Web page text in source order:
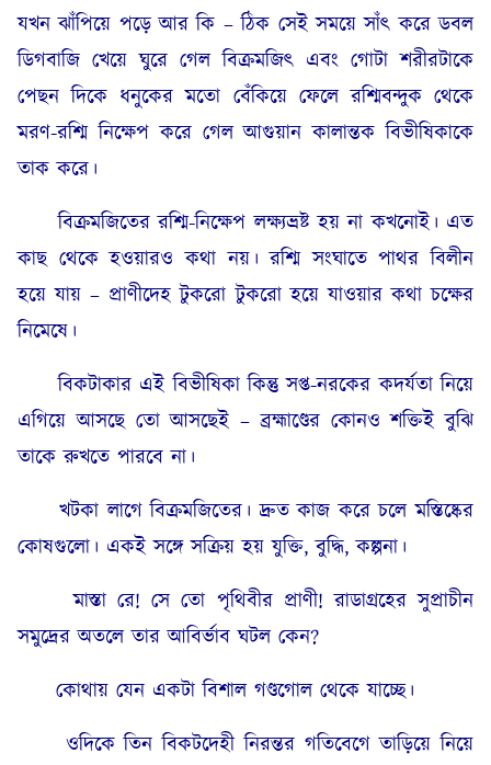
যখন ঝাঁপিয়ে পড়ে আর কি – ঠিক সেই সময়ে সাঁৎ করে ডবল
ডিগবাজি খেয়ে ঘুরে গেল বিক্ৰমজিৎ এবং গোটা শরীরটাকে
পেছন দিকে ধনুকের মতো বেঁকিয়ে ফেলে রশ্মিবন্দুক থেকে
মরণ-রশ্মি নিক্ষেপ করে গেল আগুয়ান কালান্তক বিভীষিকাকে
তাক করে।
বিক্রমজিতের রশ্মি-নিক্ষেপ লক্ষ্যভ্ৰষ্ট হয় না কখনোই। এত
কাছ থেকে হওয়ারও কথা নয়। রশ্মি সংঘাতে পাথর বিলীন
হয়ে যায় – প্ৰাণীদেহ টুকরো টুকরো হয়ে যাওয়ার কথা চক্ষের
নিমেষে।
বিকটাকার এই বিভীষিকা কিন্তু সপ্ত-নরকের কদর্যতা নিয়ে
এগিয়ে আসছে তো আসছেই – ব্ৰহ্মাণ্ডের কোনও শক্তিই বুঝি
তাকে রুখতে পারবে না।
খটকা লাগে বিক্রমজিতের। দ্রুত কাজ করে চলে মস্তিষ্কের
কোষগুলো। একই সঙ্গে সক্রিয় হয় যুক্তি, বুদ্ধি, কল্পনা।
মাস্তা রে! সে তো পৃথিবীর প্রাণী! রাডাগ্রহের সুপ্রাচীন
সমুদ্রের অতলে তার আবির্ভাব ঘটল কেন?
কোথায় যেন একটা বিশাল গণ্ডগোল থেকে যাচ্ছে।
ওদিকে তিন বিকটদেহী নিরন্তর গতিবেগে তাড়িয়ে নিয়ে